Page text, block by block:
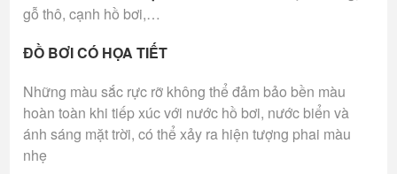
gỗ thô, cạnh hồ bơi,…
ĐỒ BƠI CÓ HỌA TIẾT
Những màu sắc rực rỡ không thể đảm bảo bền màu
hoàn toàn khi tiếp xúc với nước hồ bơi, nước biển và
ánh sáng mặt trời, có thể xảy ra hiện tượng phai màu
nhẹ